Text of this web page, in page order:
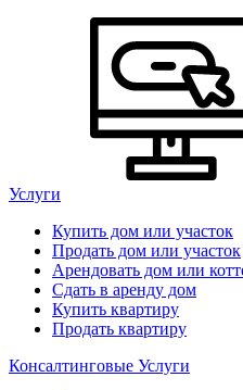
Услуги
Купить дом или участок
Продать дом или участок
Арендовать дом или
Сдать в аренду дом
Купить квартиру
Продать квартиру
Консалтинговые Услуги